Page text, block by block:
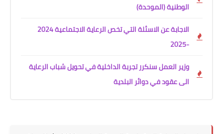
الوطنية (الموحدة)
الاجابة عن الاسئلة التي تخص الرعاية الاجتماعية 2024
-2025
وزير العمل سنكرر تجربة الداخلية في تحويل شباب الرعاية
الى عقود في دوائر البلدية